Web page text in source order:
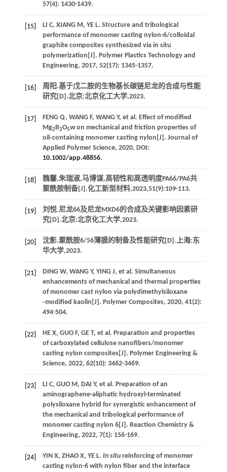
57(4): 1430-1439.
[15] LI C, XIANG M, YE L. Structure and tribological
performance of monomer casting nylon-6/colloidal
graphite composites synthesized via in situ
polymerization[J]. Polymer Plastics Technology and
Engineering, 2017, 52(17): 1345-1357.
[16]
周阳.基于戊二胺的生物基长碳链尼龙的合成与性能
研究[D].北京:北京化工大学,2023.
[17] FENG Q, WANG F, WANG Y, et al. Effect of modified
Mg2B2O5w on mechanical and friction properties of
oil‐containing monomer casting nylon[J]. Journal of
Applied Polymer Science, 2020, DOI:
10.1002/app.48856.
[18]
魏馨,朱瑞淑,马博谋,高韧性和高透明度PA66/PA6共
聚酰胺制备[J].化工新型材料,2023,51(9):109-113.
[19]
刘悦.尼龙66及尼龙MXD6的合成及关键影响因素研
究[D].北京:北京化工大学,2023.
[20]
沈影.聚酰胺6/56薄膜的制备及性能研究[D].上海:东
华大学,2023.
[21] DING W, WANG Y, YING J, et al. Simultaneous
enhancements of mechanical and thermal properties
of monomer cast nylon via polydimethylsiloxane
‐modified kaolin[J]. Polymer Composites, 2020, 41(2):
494-504.
[22] HE X, GUO F, GE T, et al. Preparation and properties
of carboxylated cellulose nanofibers/monomer
casting nylon composites[J]. Polymer Engineering &
Science, 2022, 62(10): 3462-3469.
[23] LI C, GUO M, DAI Y, et al. Preparation of an
aminographene-aliphatic hydroxyl-terminated
polysiloxane hybrid for synergistic enhancement of
the mechanical and tribological performance of
monomer casting nylon 6[J]. Reaction Chemistry &
Engineering, 2022, 7(1): 156-169.
[24] YIN X, ZHAO X, YE L. In situreinforcing of monomer
casting nylon-6 with nylon fiber and the interface